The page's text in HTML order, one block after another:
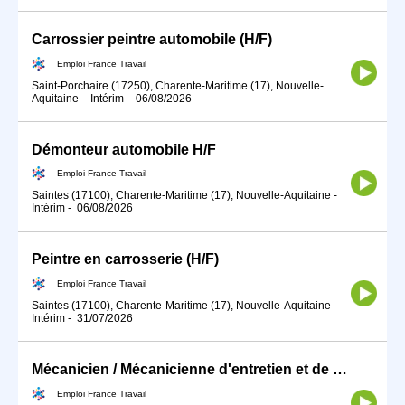
Carrossier peintre automobile (H/F)
Emploi France Travail
Saint-Porchaire (17250), Charente-Maritime (17), Nouvelle-
Aquitaine - Intérim - 06/08/2026
Démonteur automobile H/F
Emploi France Travail
Saintes (17100), Charente-Maritime (17), Nouvelle-Aquitaine -
Intérim - 06/08/2026
Peintre en carrosserie (H/F)
Emploi France Travail
Saintes (17100), Charente-Maritime (17), Nouvelle-Aquitaine -
Intérim - 31/07/2026
Mécanicien / Mécanicienne d'entretien et de maintenance d'engins (H/F)
Emploi France Travail